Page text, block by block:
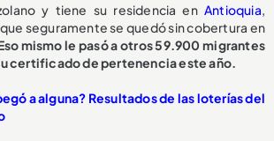
y tiene su residencia en Antioquia,
seguramente se quedó sin cobertura en
mismo le pasó a otros 59.900 migrantes
certificado de pertenencia este año.
a alguna? Resultados de las loterías del